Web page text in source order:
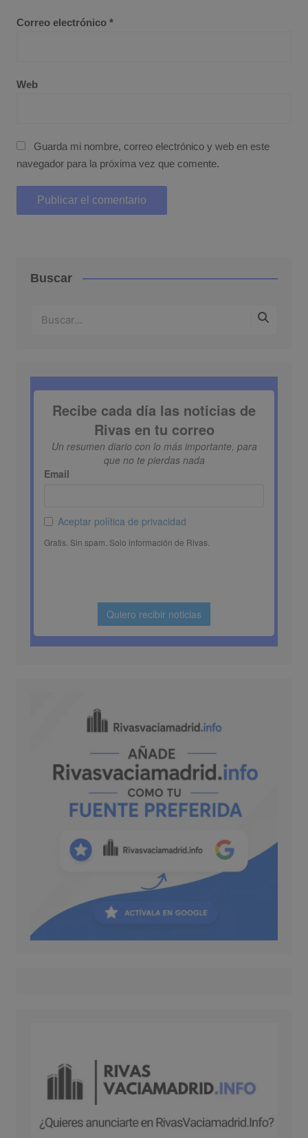
Correo electrónico *
Web
Guarda mi nombre, correo electrónico y web en este
navegador para la próxima vez que comente.
Buscar